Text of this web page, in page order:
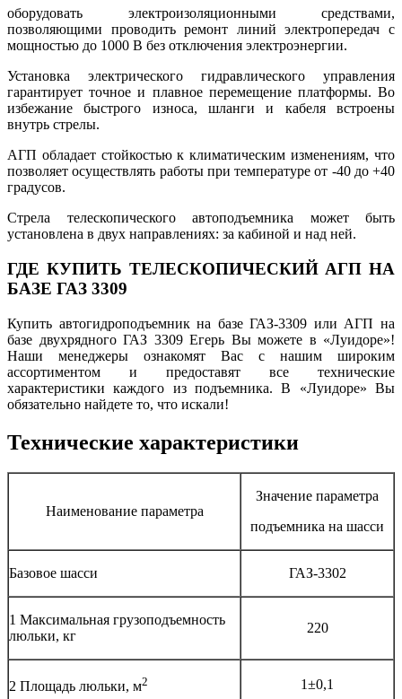
оборудовать электроизоляционными средствами,
позволяющими проводить ремонт линий электропередач с
мощностью до 1000 В без отключения электроэнергии.
Установка электрического гидравлического управления
гарантирует точное и плавное перемещение платформы. Во
избежание быстрого износа, шланги и кабеля встроены
внутрь стрелы.
АГП обладает стойкостью к климатическим изменениям, что
позволяет осуществлять работы при температуре от -40 до +40
градусов.
Стрела телескопического автоподъемника может быть
установлена в двух направлениях: за кабиной и над ней.
ГДЕ КУПИТЬ ТЕЛЕСКОПИЧЕСКИЙ АГП НА
БАЗЕ ГАЗ 3309
Купить автогидроподъемник на базе ГАЗ-3309 или АГП на
базе двухрядного ГАЗ 3309 Егерь Вы можете в «Луидоре»!
Наши менеджеры ознакомят Вас с нашим широким
ассортиментом и предоставят все технические
характеристики каждого из подъемника. В «Луидоре» Вы
обязательно найдете то, что искали!
Технические характеристики
Наименование параметра
Значение параметра
подъемника на шасси
Базовое шасси ГАЗ-3302
1 Максимальная грузоподъемность
люльки, кг
220
2 Площадь люльки, м2 1±0,1